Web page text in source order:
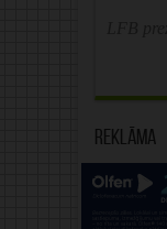
Reklāma